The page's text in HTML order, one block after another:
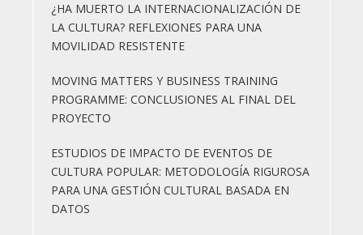
¿HA MUERTO LA INTERNACIONALIZACIÓN DE
LA CULTURA? REFLEXIONES PARA UNA
MOVILIDAD RESISTENTE
MOVING MATTERS Y BUSINESS TRAINING
PROGRAMME: CONCLUSIONES AL FINAL DEL
PROYECTO
ESTUDIOS DE IMPACTO DE EVENTOS DE
CULTURA POPULAR: METODOLOGÍA RIGUROSA
PARA UNA GESTIÓN CULTURAL BASADA EN
DATOS